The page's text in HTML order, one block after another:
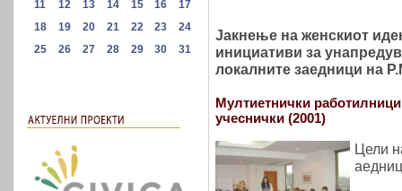
Јакнење на женскиот
инициативи за
локалните заедници на
Мултиетнички
учеснички (2001)
Цели